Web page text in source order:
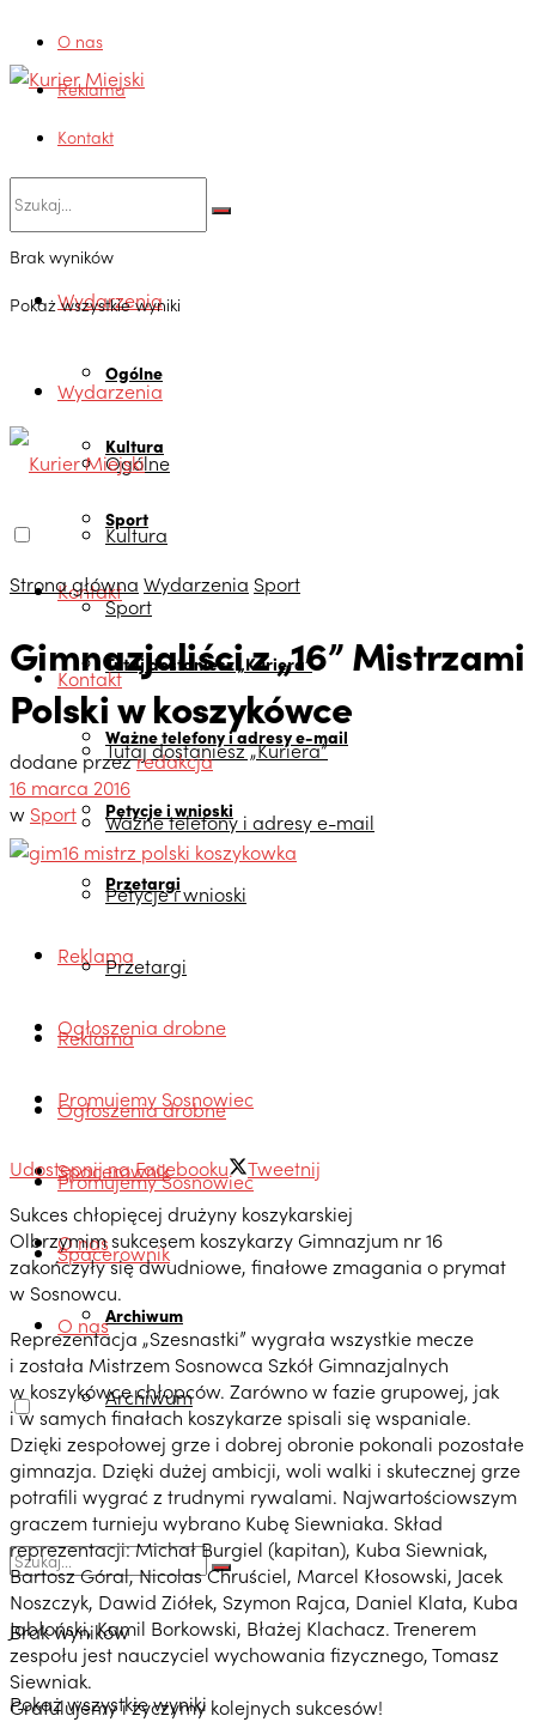
O nas
Reklama
Kontakt
Brak wyników
Pokaż wszystkie wyniki
Wydarzenia
Ogólne
Kultura
Sport
Kontakt
Tutaj dostaniesz „Kuriera”
Ważne telefony i adresy e-mail
Petycje i wnioski
Przetargi
Reklama
Ogłoszenia drobne
Promujemy Sosnowiec
Spacerownik
O nas
Archiwum
Wydarzenia
Ogólne
Kultura
Sport
Kontakt
Tutaj dostaniesz „Kuriera”
Ważne telefony i adresy e-mail
Petycje i wnioski
Przetargi
Reklama
Ogłoszenia drobne
Promujemy Sosnowiec
Spacerownik
O nas
Archiwum
Brak wyników
Pokaż wszystkie wyniki
Strona główna Wydarzenia Sport
Gimnazjaliści z „16” Mistrzami
Polski w koszykówce
dodane przezredakcja
16 marca 2016
w Sport
Udostępnij na Facebooku
Tweetnij
Sukces chłopięcej drużyny koszykarskiej
Olbrzymim sukcesem koszykarzy Gimnazjum nr 16
zakończyły się dwudniowe, finałowe zmagania o prymat
w Sosnowcu.
Reprezentacja „Szesnastki” wygrała wszystkie mecze
i została Mistrzem Sosnowca Szkół Gimnazjalnych
w koszykówce chłopców. Zarówno w fazie grupowej, jak
i w samych finałach koszykarze spisali się wspaniale.
Dzięki zespołowej grze i dobrej obronie pokonali pozostałe
gimnazja. Dzięki dużej ambicji, woli walki i skutecznej grze
potrafili wygrać z trudnymi rywalami. Najwartościowszym
graczem turnieju wybrano Kubę Siewniaka. Skład
reprezentacji: Michał Burgiel (kapitan), Kuba Siewniak,
Bartosz Góral, Nicolas Chruściel, Marcel Kłosowski, Jacek
Noszczyk, Dawid Ziółek, Szymon Rajca, Daniel Klata, Kuba
Jabłoński, Kamil Borkowski, Błażej Klachacz. Trenerem
zespołu jest nauczyciel wychowania fizycznego, Tomasz
Siewniak.
Gratulujemy i życzymy kolejnych sukcesów!